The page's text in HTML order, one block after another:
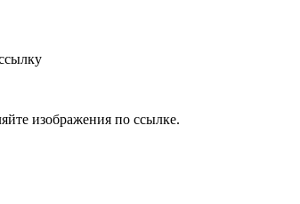
изображения по ссылке.